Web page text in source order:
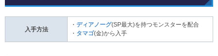
入手方法
・ ディアノーグ(SP最大)を持つモンスターを配合
・ タマゴ(金)から入手